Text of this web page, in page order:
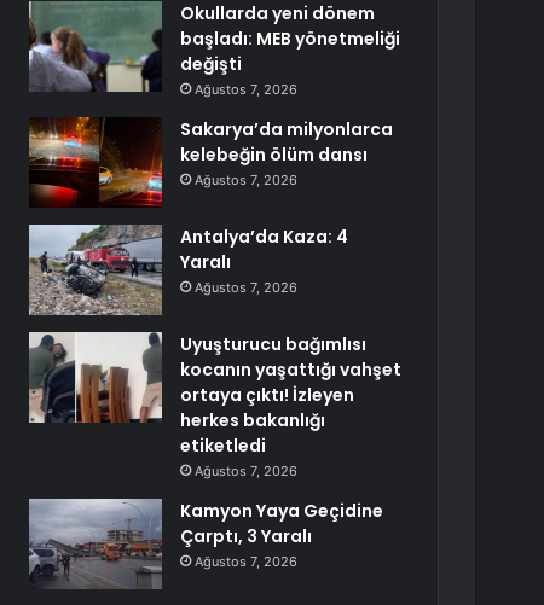
Okullarda yeni dönem
başladı: MEB yönetmeliği
değişti
Ağustos 7, 2026
Sakarya’da milyonlarca
kelebeğin ölüm dansı
Ağustos 7, 2026
Antalya’da Kaza: 4
Yaralı
Ağustos 7, 2026
Uyuşturucu bağımlısı
kocanın yaşattığı vahşet
ortaya çıktı! İzleyen
herkes bakanlığı
etiketledi
Ağustos 7, 2026
Kamyon Yaya Geçidine
Çarptı, 3 Yaralı
Ağustos 7, 2026